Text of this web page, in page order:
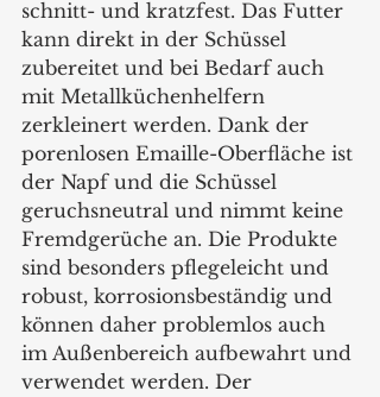
schnitt- und kratzfest. Das Futter
kann direkt in der Schüssel
zubereitet und bei Bedarf auch
mit Metallküchenhelfern
zerkleinert werden. Dank der
porenlosen Emaille-Oberfläche ist
der Napf und die Schüssel
geruchsneutral und nimmt keine
Fremdgerüche an. Die Produkte
sind besonders pflegeleicht und
robust, korrosionsbeständig und
können daher problemlos auch
im Außenbereich aufbewahrt und
verwendet werden. Der